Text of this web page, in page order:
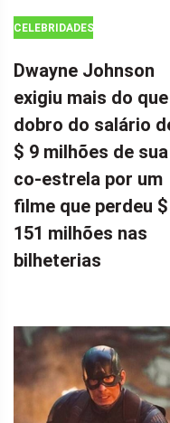
CELEBRIDADES
Dwayne Johnson
exigiu mais do
dobro do salário
$ 9 milhões de sua
co-estrela por um
filme que perdeu $
151 milhões nas
bilheterias